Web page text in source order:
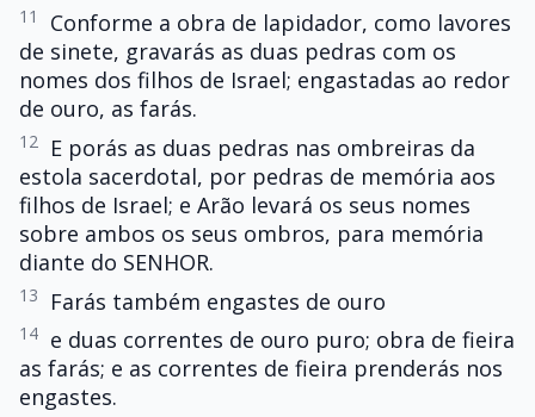
11
Conforme a obra de lapidador, como lavores
de sinete, gravarás as duas pedras com os
nomes dos filhos de Israel; engastadas ao redor
de ouro, as farás.
12
E porás as duas pedras nas ombreiras da
estola sacerdotal, por pedras de memória aos
filhos de Israel; e Arão levará os seus nomes
sobre ambos os seus ombros, para memória
diante do SENHOR.
13 Farás também engastes de ouro
14 e duas correntes de ouro puro; obra de fieira
as farás; e as correntes de fieira prenderás nos
engastes.